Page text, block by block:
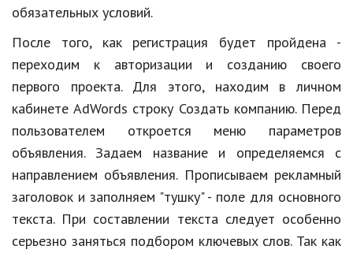
Психология и отношения
Творчество и рукоделие
Разное
Работа и бизнес
Животные
Еда и напитки
Праздники и подарки
Кинематограф
обязательных условий.
После того, как регистрация будет пройдена -
переходим к авторизации и созданию своего
первого проекта. Для этого, находим в личном
кабинете AdWords строку Создать компанию. Перед
пользователем откроется меню параметров
объявления. Задаем название и определяемся с
направлением объявления. Прописываем рекламный
заголовок и заполняем "тушку" - поле для основного
текста. При составлении текста следует особенно
серьезно заняться подбором ключевых слов. Так как